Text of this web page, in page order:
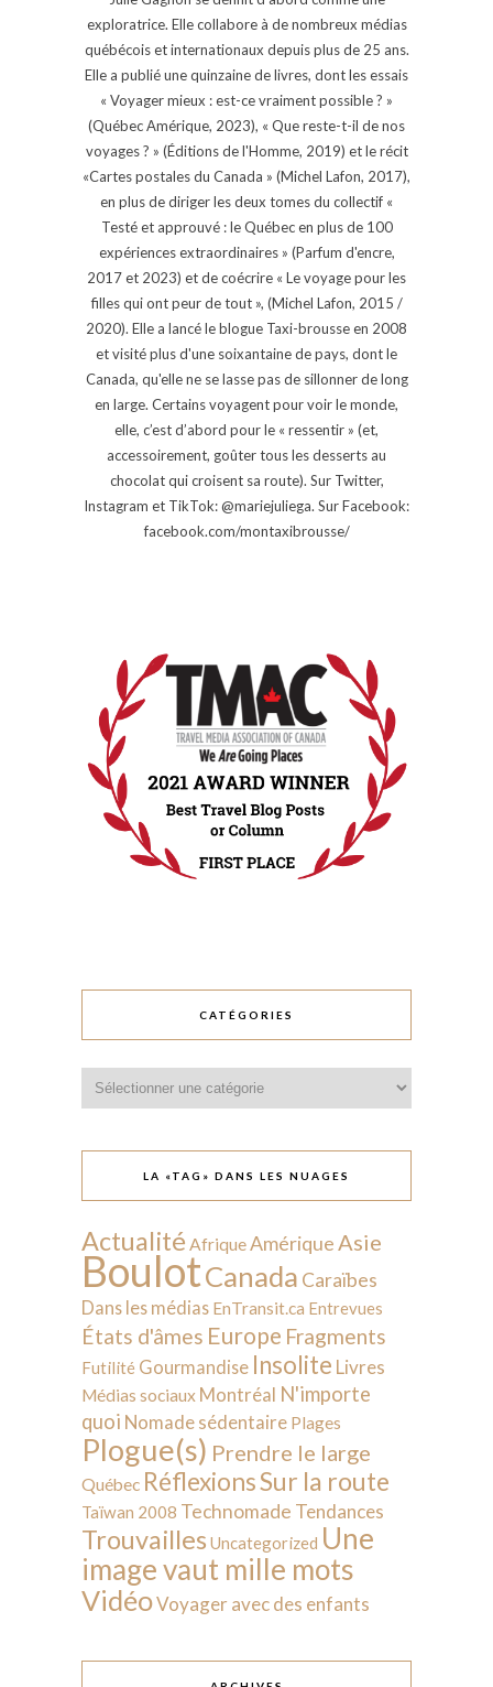
exploratrice. Elle collabore à de nombreux médias
québécois et internationaux depuis plus de 25 ans.
Elle a publié une quinzaine de livres, dont les essais
« Voyager mieux : est-ce vraiment possible ? »
(Québec Amérique, 2023), « Que reste-t-il de nos
voyages ? » (Éditions de l'Homme, 2019) et le récit
«Cartes postales du Canada » (Michel Lafon, 2017),
en plus de diriger les deux tomes du collectif «
Testé et approuvé : le Québec en plus de 100
expériences extraordinaires » (Parfum d'encre,
2017 et 2023) et de coécrire « Le voyage pour les
filles qui ont peur de tout », (Michel Lafon, 2015 /
2020). Elle a lancé le blogue Taxi-brousse en 2008
et visité plus d'une soixantaine de pays, dont le
Canada, qu'elle ne se lasse pas de sillonner de long
en large. Certains voyagent pour voir le monde,
elle, c’est d’abord pour le « ressentir » (et,
accessoirement, goûter tous les desserts au
chocolat qui croisent sa route). Sur Twitter,
Instagram et TikTok: @mariejuliega. Sur Facebook:
facebook.com/montaxibrousse/
CATÉGORIES
LA «TAG» DANS LES NUAGES
Actualité AfriqueAmérique Asie
BoulotCanada Caraïbes
Dans les médias EnTransit.ca Entrevues
États d'âmes Europe Fragments
Futilité Gourmandise Insolite Livres
Médias sociaux Montréal N'importe
quoi Nomade sédentaire Plages
Plogue(s) Prendre le large
Québec RéflexionsSur la route
Taïwan 2008 Technomade Tendances
Trouvailles Uncategorized Une
image vaut mille mots
VidéoVoyager avec des enfants